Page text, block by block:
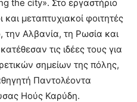
the city». Στο εργαστήριο
και μεταπτυχιακοί φοιτητές
Αλβανία, τη Ρωσία και
τις ιδέες τους για
σημείων της πόλης,
Παντολέοντα
Ηούς Καρύδη.